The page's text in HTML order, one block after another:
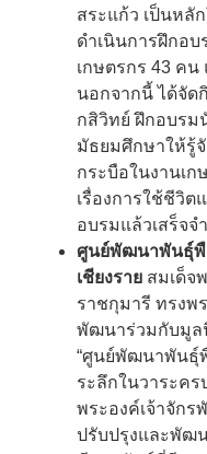
สระแก้ว เป็นหลั
ดำเนินการฝึกอบ
เกษตรกร 43 คน
นอกจากนี้ ได้จัด
กสิวิทย์ ฝึกอบรม
มัธยมศึกษาให้รู้
กระบือในงานเ
เรื่องการใช้ชีวิต
อบรมแล้วเสร็จ
ศูนย์พัฒนาพันธุ์พื
เชียงราย สมเด็จ
ราชกุมารี ทรงพ
พัฒนาร่วมกับมูล
“ศูนย์พัฒนาพันธุ์
ระลึกในวาระคร
พระองค์เจ้าจักร
ปรับปรุงและพัฒ